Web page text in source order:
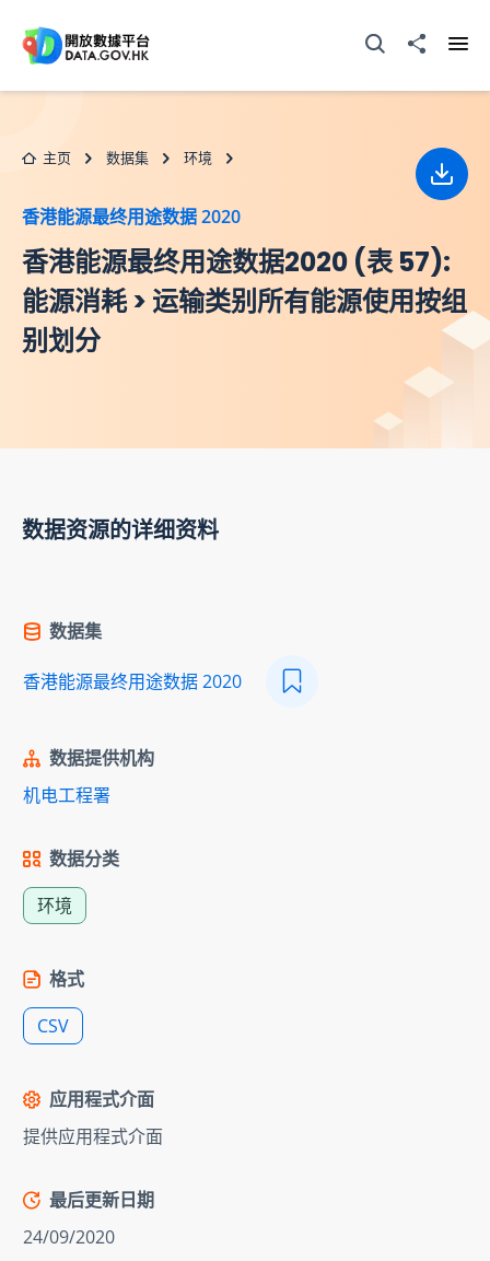
打开搜寻器分享至
主页 数据集 环境
香港能源最终用途数据 2020
香港能源最终用途数据2020 (表 57):
能源消耗 > 运输类别所有能源使用按组
别划分
下载
数据资源的详细资料
数据集
香港能源最终用途数据 2020
数据提供机构
机电工程署
数据分类
环境
格式
CSV
应用程式介面
提供应用程式介面
最后更新日期
24/09/2020